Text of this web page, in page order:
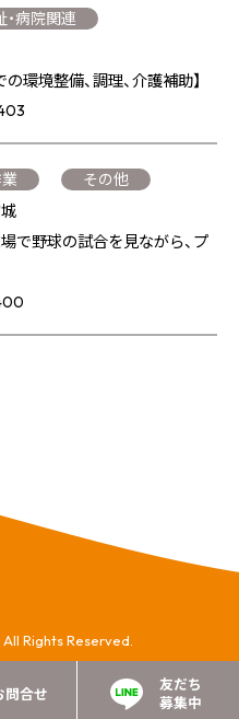
問合せ
・病院関連
環境整備、調理、介護補助】
その他
で野球の試合を見ながら、プ
Rights Reserved.